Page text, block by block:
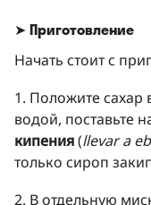
➤ Приготовление
Начать стоит с
1. Положите сахар
водой, поставьте
кипения(llevar a
только сироп
2. В отдельную